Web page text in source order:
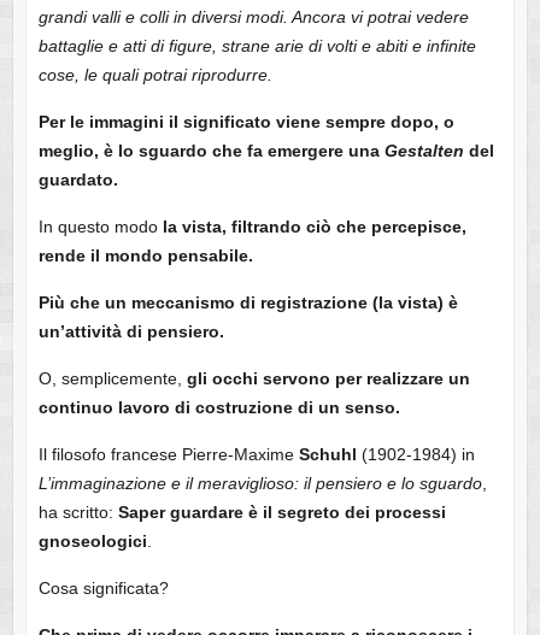
grandi valli e colli in diversi modi. Ancora vi potrai vedere
battaglie e atti di figure, strane arie di volti e abiti e infinite
cose, le quali potrai riprodurre.
Per le immagini il significato viene sempre dopo, o
meglio, è lo sguardo che fa emergere una Gestalten del
guardato.
In questo modo la vista, filtrando ciò che percepisce,
rende il mondo pensabile.
Più che un meccanismo di registrazione (la vista) è
un’attività di pensiero.
O, semplicemente, gli occhi servono per realizzare un
continuo lavoro di costruzione di un senso.
Il filosofo francese Pierre-Maxime Schuhl (1902-1984) in
L’immaginazione e il meraviglioso: il pensiero e lo sguardo,
ha scritto: Saper guardare è il segreto dei processi
gnoseologici.
Cosa significata?